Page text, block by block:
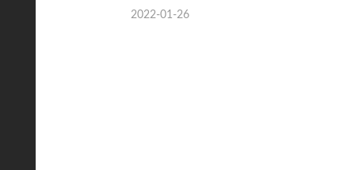
2022-01-26